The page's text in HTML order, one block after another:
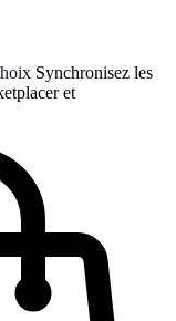
Synchronisez les
et